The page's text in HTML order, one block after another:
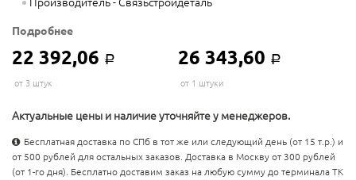
Подробнее
22 392,06 Р 26 343,60 Р
от 3 штук от 1 штуки
Актуальные цены и наличие уточняйте у менеджеров.
Бесплатная доставка по СПб в тот же или следующий день (от 15 т.р.) и
от 500 рублей для остальных заказов. Доставка в Москву от 300 рублей
(от 1-го дня). Бесплатно доставим заказ на любую сумму до терминала ТК